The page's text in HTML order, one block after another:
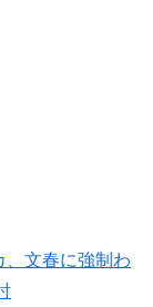
、文春に強制わ